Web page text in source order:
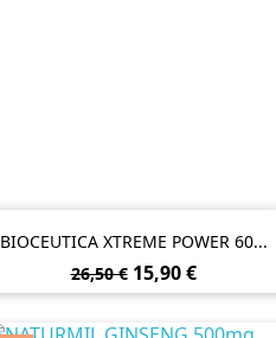
BIOCEUTICA XTREME POWER 60...
Preço
normal
26,50 € Preço
15,90 €
 Vista rápida